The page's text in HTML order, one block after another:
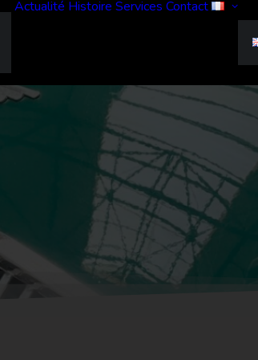
Actualité Histoire Services Contact